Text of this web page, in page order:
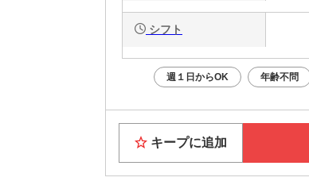
シフト
週１日からOK 年齢不問
キープに追加